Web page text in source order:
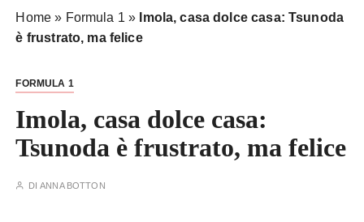
Home » Formula 1 » Imola, casa dolce casa: Tsunoda
è frustrato, ma felice
FORMULA 1
Imola, casa dolce casa:
Tsunoda è frustrato, ma felice
DIANNA BOTTON